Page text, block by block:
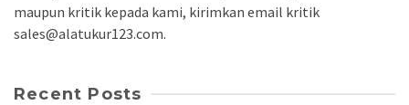
maupun kritik kepada kami, kirimkan email kritik
sales@alatukur123.com.
Recent Posts